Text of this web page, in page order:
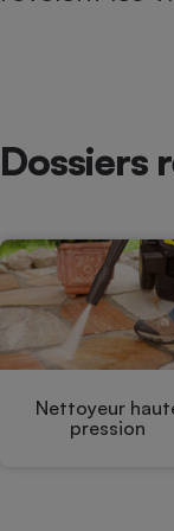
Dossiers
Nettoyeur
pression